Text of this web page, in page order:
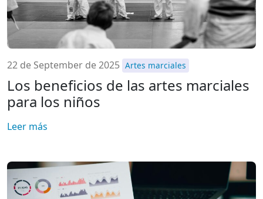
22 de September de 2025 Artes marciales
Los beneficios de las artes marciales
para los niños
Leer más